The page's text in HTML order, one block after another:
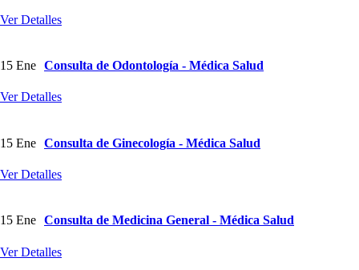
Ver Detalles
15 Ene Consulta de Odontología - Médica Salud
Ver Detalles
15 Ene Consulta de Ginecología - Médica Salud
Ver Detalles
15 Ene Consulta de Medicina General - Médica Salud
Ver Detalles